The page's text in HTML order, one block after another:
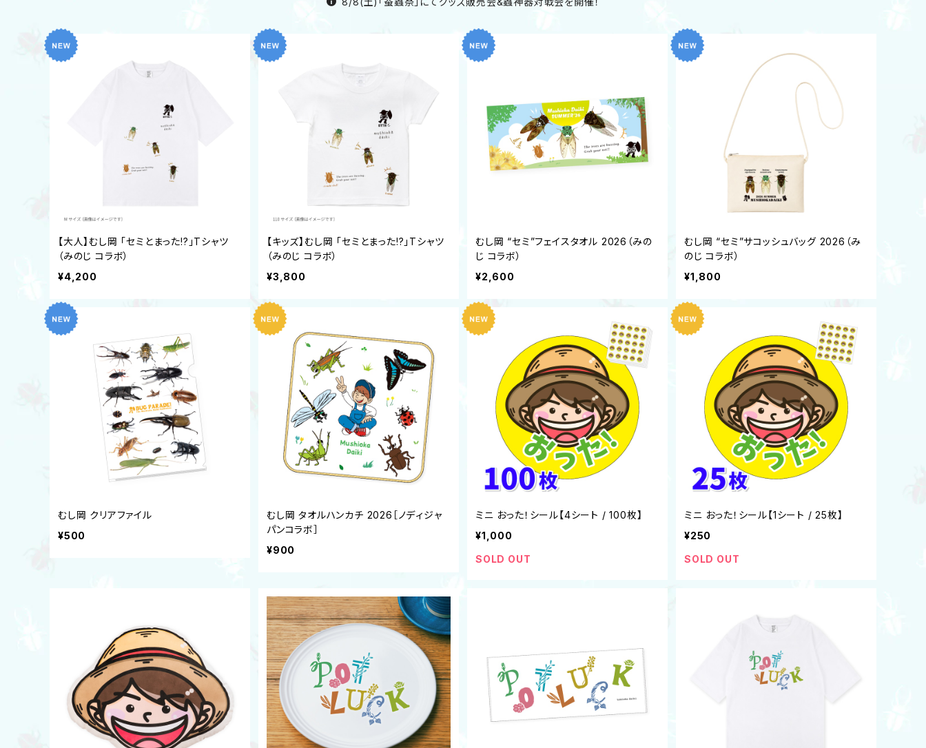
【大人】むし岡 「セミとまった!?」Tシャツ
（みのじ コラボ）
¥4,200
【キッズ】むし岡 「セミとまった!?」Tシャツ
（みのじ コラボ）
¥3,800
むし岡 “セミ”フェイスタオル 2026（みの
じ コラボ）
¥2,600
むし岡 “セミ”サコッシュバッグ 2026（み
のじ コラボ）
¥1,800
むし岡 クリアファイル
¥500
むし岡 タオルハンカチ 2026［ノディジャ
パンコラボ］
¥900
ミニ おった！シール【4シート / 100枚】
¥1,000
SOLD OUT
ミニ おった！シール【1シート / 25枚】
¥250
SOLD OUT